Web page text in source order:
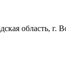
область, г.